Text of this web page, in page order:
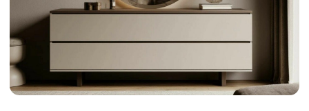
Любой стиль и цвет. Вы не ограничены
ассортиментом магазина — подберёте материал,
цвет и фурнитуру строго под ваш спальный
гарнитур
подобранной мебели